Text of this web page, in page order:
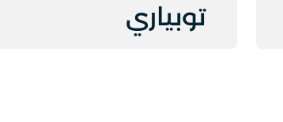
توبياري